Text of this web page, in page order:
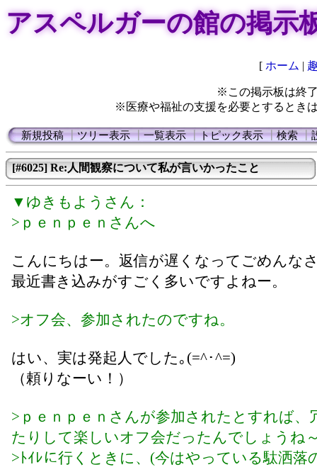
アスペルガーの館の掲示
[ ホーム |
※この掲示板は終
※医療や福祉の支援を必要とするとき
新規投稿┃ツリー表示┃一覧表示┃トピック表示┃検索┃
[#6025] Re:人間観察について私が言いかったこと
▼ゆきもようさん：
>ｐｅｎｐｅｎさんへ
こんにちはー。返信が遅くなってごめんな
最近書き込みがすごく多いですよねー。
>オフ会、参加されたのですね。
はい、実は発起人でした｡(=^･^=)
（頼りなーい！）
>ｐｅｎｐｅｎさんが参加されたとすれば、
たりして楽しいオフ会だったんでしょうね
>ﾄｲﾚに行くときに、(今はやっている駄洒落